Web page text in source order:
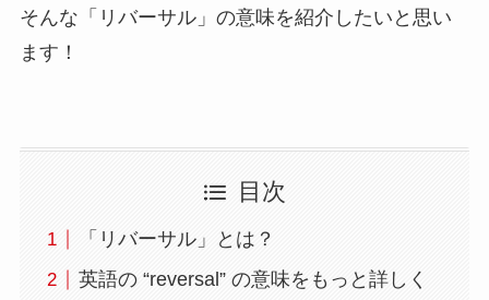
そんな「リバーサル」の意味を紹介したいと思い
ます！
目次
「リバーサル」とは？
英語の “reversal” の意味をもっと詳しく